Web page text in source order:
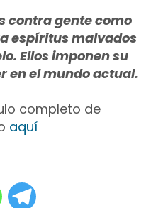
contra gente como
espíritus malvados
Ellos imponen su
en el mundo actual.
completo de
aquí